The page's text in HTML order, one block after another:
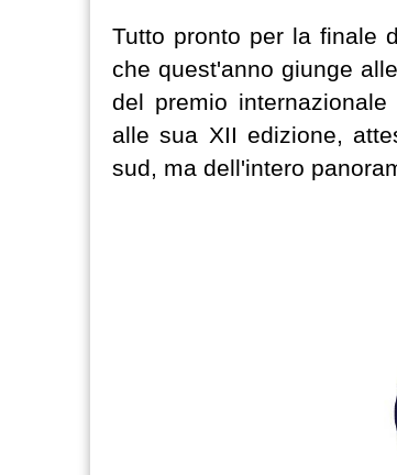
Tutto pronto per la finale
che quest'anno giunge
del premio
alle sua XII edizione,
sud, ma dell'intero